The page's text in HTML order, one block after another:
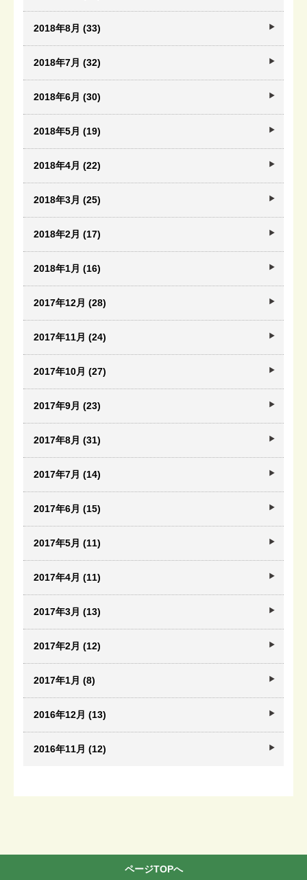
2018年8月 (33)
2018年7月 (32)
2018年6月 (30)
2018年5月 (19)
2018年4月 (22)
2018年3月 (25)
2018年2月 (17)
2018年1月 (16)
2017年12月 (28)
2017年11月 (24)
2017年10月 (27)
2017年9月 (23)
2017年8月 (31)
2017年7月 (14)
2017年6月 (15)
2017年5月 (11)
2017年4月 (11)
2017年3月 (13)
2017年2月 (12)
2017年1月 (8)
2016年12月 (13)
2016年11月 (12)
ページTOPへ